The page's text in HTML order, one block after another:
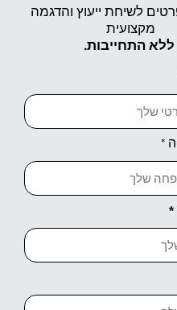
לשיחת ייעוץ והדגמה
מקצועית
ללא התחייבות.